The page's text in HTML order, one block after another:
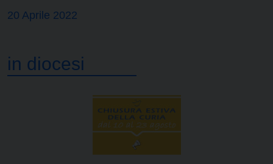
20 Aprile 2022
in diocesi